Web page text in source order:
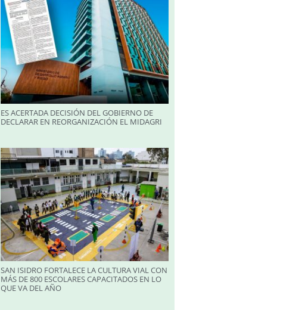
ES ACERTADA DECISIÓN DEL GOBIERNO DE
DECLARAR EN REORGANIZACIÓN EL MIDAGRI
SAN ISIDRO FORTALECE LA CULTURA VIAL CON
MÁS DE 800 ESCOLARES CAPACITADOS EN LO
QUE VA DEL AÑO